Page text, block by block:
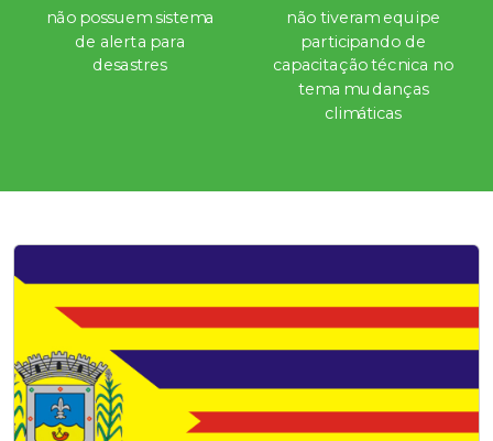
não possuem sistema
de alerta para
desastres
não tiveram equipe
participando de
capacitação técnica no
tema mudanças
climáticas